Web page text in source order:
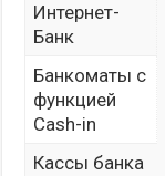
Интернет-
Банк
Банкоматы с
функцией
Cash-in
Кассы банка